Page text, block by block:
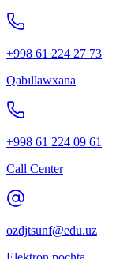
+998 61 224 27 73
Qabıllawxana
+998 61 224 09 61
Call Center
ozdjtsunf@edu.uz